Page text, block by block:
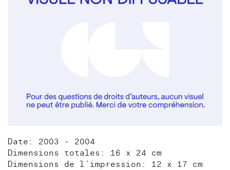
Date: 2003 - 2004
Dimensions totales: 16 x 24 cm
Dimensions de l’impression: 12 x 17 cm